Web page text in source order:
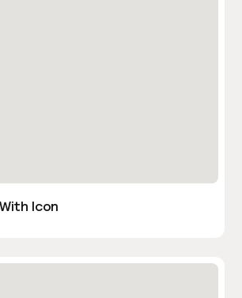
Icon